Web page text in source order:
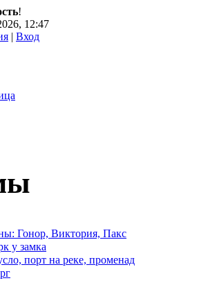
!
12:47
| Вход
Гонор, Виктория, Пакс
у замка
порт на реке, променад